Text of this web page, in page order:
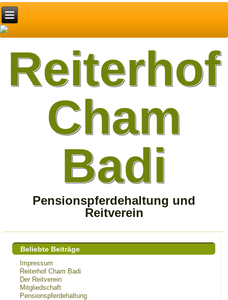
Reiterhof
Cham
Badi
Pensionspferdehaltung und
Reitverein
Beliebte Beiträge
Impressum
Reiterhof Cham Badi
Der Reitverein
Mitgliedschaft
Pensionspferdehaltung